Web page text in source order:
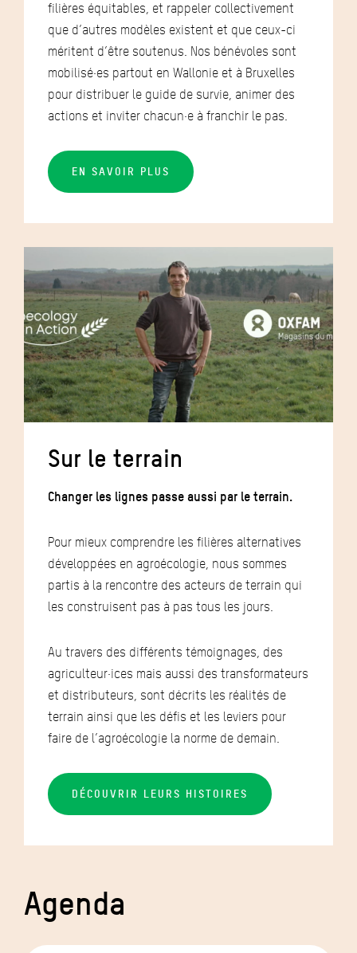
filières équitables, et rappeler collectivement
que d’autres modèles existent et que ceux-ci
méritent d’être soutenus. Nos bénévoles sont
mobilisé·es partout en Wallonie et à Bruxelles
pour distribuer le guide de survie, animer des
actions et inviter chacun·e à franchir le pas.
EN SAVOIR PLUS
Sur le terrain
Changer les lignes passe aussi par le terrain.
Pour mieux comprendre les filières alternatives
développées en agroécologie, nous sommes
partis à la rencontre des acteurs de terrain qui
les construisent pas à pas tous les jours.
Au travers des différents témoignages, des
agriculteur·ices mais aussi des transformateurs
et distributeurs, sont décrits les réalités de
terrain ainsi que les défis et les leviers pour
faire de l’agroécologie la norme de demain.
DÉCOUVRIR LEURS HISTOIRES
Agenda